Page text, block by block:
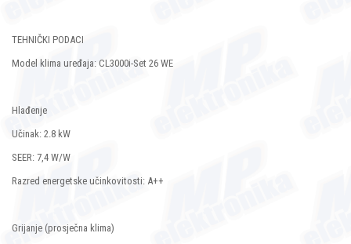
TEHNIČKI PODACI
Model klima uređaja: CL3000i-Set 26 WE
Hlađenje
Učinak: 2.8 kW
SEER: 7,4 W/W
Razred energetske učinkovitosti: A++
Grijanje (prosječna klima)